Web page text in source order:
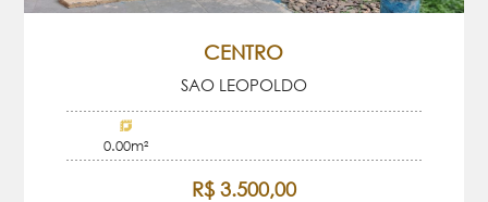
CENTRO
SAO LEOPOLDO
0.00m²
R$ 3.500,00